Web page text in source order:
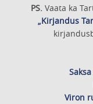
PS. Vaata ka
„Kirjandus
Viron